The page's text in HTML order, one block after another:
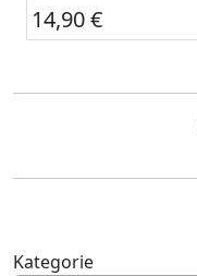
14,90 €
Kategorie